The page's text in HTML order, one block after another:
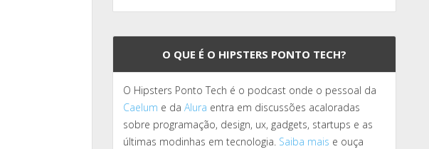
O QUE É O HIPSTERS PONTO TECH?
O Hipsters Ponto Tech é o podcast onde o pessoal da
Caelum e daAlura entra em discussões acaloradas
sobre programação, design, ux, gadgets, startups e as
últimas modinhas em tecnologia. Saiba mais e ouça